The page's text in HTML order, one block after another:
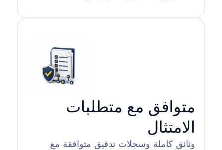
متوافق مع متطلبات
الامتثال
وثائق كاملة وسجلات تدقيق متوافقة مع